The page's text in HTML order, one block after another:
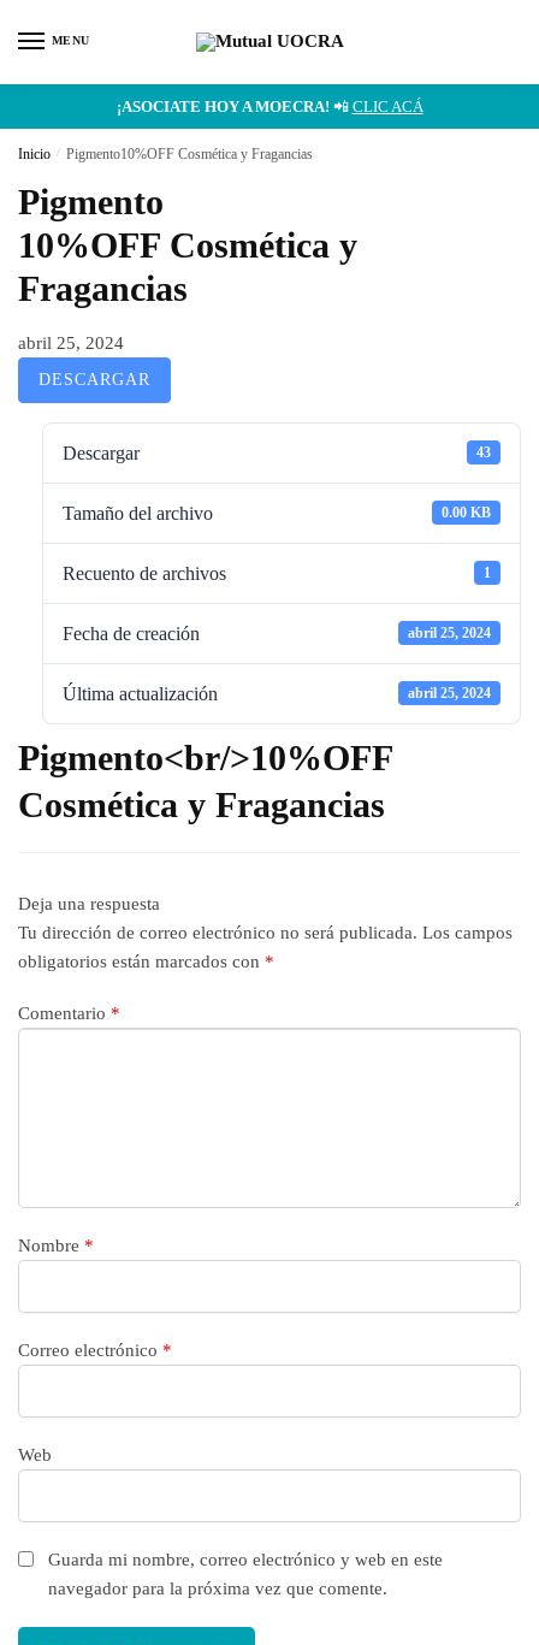
MENU
¡ASOCIATE HOY A MOECRA! 📲 CLIC ACÁ
Inicio / Pigmento10%OFF Cosmética y Fragancias
Pigmento
10%OFF Cosmética y
Fragancias
abril 25, 2024
DESCARGAR
Descargar 43
Tamaño del archivo 0.00 KB
Recuento de archivos 1
Fecha de creación abril 25, 2024
Última actualización abril 25, 2024
Pigmento<br/>10%OFF
Cosmética y Fragancias
Deja una respuesta
Tu dirección de correo electrónico no será publicada. Los campos
obligatorios están marcados con *
Comentario *
Nombre *
Correo electrónico *
Web
Guarda mi nombre, correo electrónico y web en este
navegador para la próxima vez que comente.